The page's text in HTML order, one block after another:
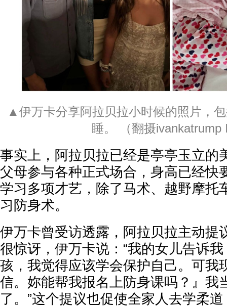
▲伊万卡分享阿拉贝拉小时候的照片，
睡。 （翻摄ivankatrump
事实上，阿拉贝拉已经是亭亭玉立的
父母参与各种正式场合，身高已经快
学习多项才艺，除了马术、越野摩托
习防身术。
伊万卡曾受访透露，阿拉贝拉主动提
很惊讶，伊万卡说：“我的女儿告诉
孩，我觉得应该学会保护自己。可我
信。妳能帮我报名上防身课吗？』我
了。”这个提议也促使全家人去学柔